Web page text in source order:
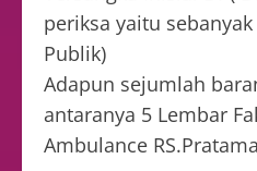
periksa yaitu
Publik)
Adapun sejumlah
antaranya 5 Lembar
Ambulance